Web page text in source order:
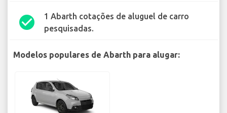
check_circle
1 Abarth cotações de aluguel de carro
pesquisadas.
Modelos populares de Abarth para alugar: